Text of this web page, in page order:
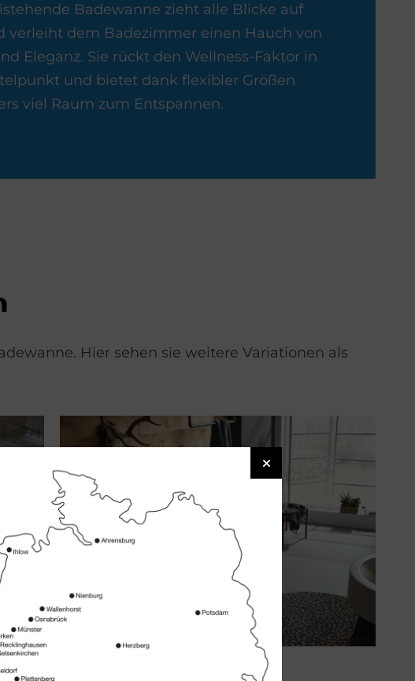
Badewanne zieht alle Blicke auf
verleiht dem Badezimmer einen Hauch von
Eleganz. Sie rückt den Wellness-Faktor in
und bietet dank flexibler Größen
viel Raum zum Entspannen.
Hier sehen sie weitere Variationen als
Ein­bau-Ba­de­wan­ne